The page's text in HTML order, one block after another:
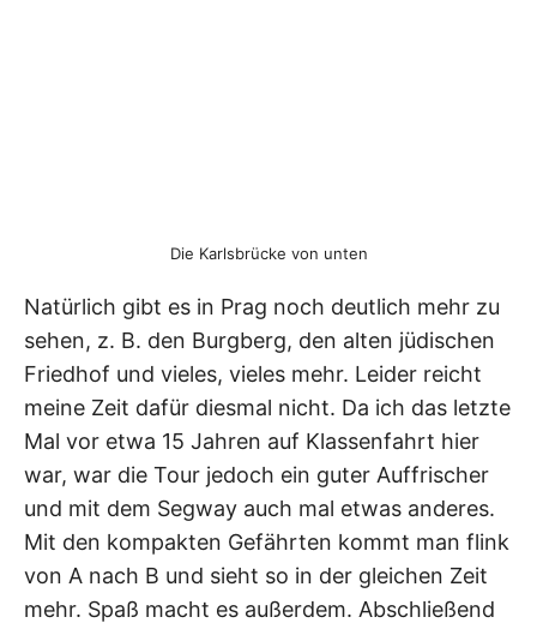
Die Karlsbrücke von unten
Natürlich gibt es in Prag noch deutlich mehr zu
sehen, z. B. den Burgberg, den alten jüdischen
Friedhof und vieles, vieles mehr. Leider reicht
meine Zeit dafür diesmal nicht. Da ich das letzte
Mal vor etwa 15 Jahren auf Klassenfahrt hier
war, war die Tour jedoch ein guter Auffrischer
und mit dem Segway auch mal etwas anderes.
Mit den kompakten Gefährten kommt man flink
von A nach B und sieht so in der gleichen Zeit
mehr. Spaß macht es außerdem. Abschließend